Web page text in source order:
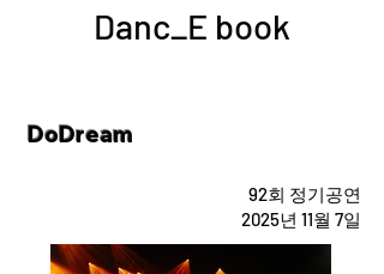
Danc_E book
DoDream
92회 정기공연
2025년 11월 7일